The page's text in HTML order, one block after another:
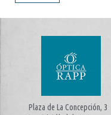
Plaza de La Concepción, 3